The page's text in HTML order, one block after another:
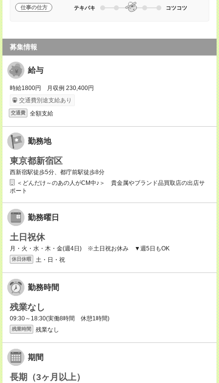
仕事の仕方 テキパキ コツコツ
募集情報
給与
時給1800円 月収例 230,400円
交通費別途支給あり
交通費 全額支給
勤務地
東京都新宿区
西新宿駅徒歩5分、都庁前駅徒歩8分
＜どんだけ～のあの人がCM中♪＞ 貴金属やブランド品買取店の出店サ
ポート
勤務曜日
土日祝休
月・火・水・木・金(週4日) ※土日祝お休み ▼週5日もOK
休日休暇 土・日・祝
勤務時間
残業なし
09:30～18:30(実働8時間 休憩1時間)
残業時間 残業なし
期間
長期（3ヶ月以上）